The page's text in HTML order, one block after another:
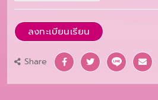
ลงทะเบียนเรียน
Share